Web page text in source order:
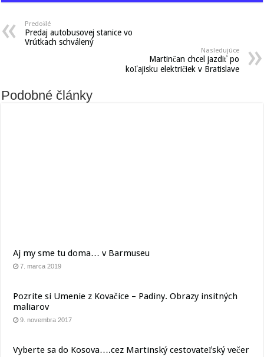
Predošlé
Predaj autobusovej stanice vo
Vrútkach schválený
Nasledujúce
Martinčan chcel jazdiť po
koľajisku električiek v Bratislave
Podobné články
Aj my sme tu doma… v Barmuseu
7. marca 2019
Pozrite si Umenie z Kovačice – Padiny. Obrazy insitných
maliarov
9. novembra 2017
Vyberte sa do Kosova….cez Martinský cestovateľský večer